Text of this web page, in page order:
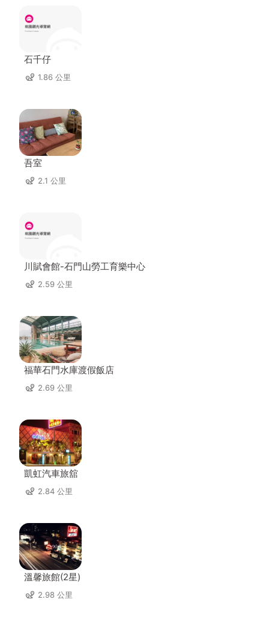
石千仔
1.86 公里
吾室
2.1 公里
川賦會館-石門山勞工育樂中心
2.59 公里
福華石門水庫渡假飯店
2.69 公里
凱虹汽車旅舘
2.84 公里
溫馨旅館(2星)
2.98 公里